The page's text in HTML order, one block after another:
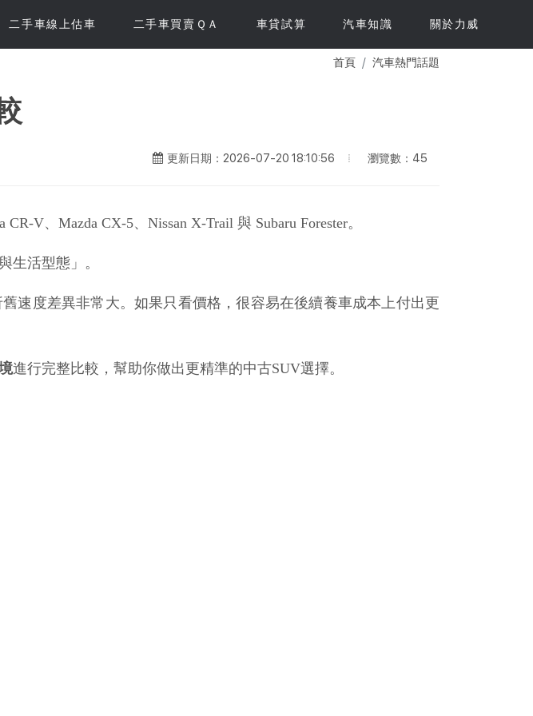
二手車線上估車 二手車買賣ＱＡ 車貸試算 汽車知識 關於力威
首頁 汽車熱門話題
更新日期：2026-07-20 18:10:56 瀏覽數：45
V、Mazda CX-5、Nissan X-Trail 與 Subaru Forester。
生活型態」。
速度差異非常大。如果只看價格，很容易在後續養車成本上付出更
進行完整比較，幫助你做出更精準的中古SUV選擇。